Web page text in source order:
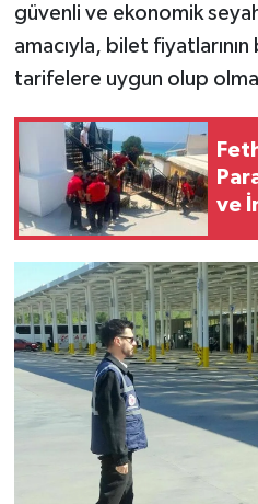
güvenli ve ekonomik
amacıyla, bilet
tarifelere uygun olup
ve